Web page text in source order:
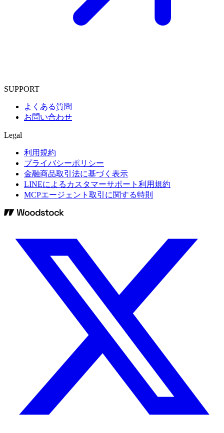
SUPPORT
よくある質問
お問い合わせ
Legal
利用規約
プライバシーポリシー
金融商品取引法に基づく表示
LINEによるカスタマーサポート利用規約
MCPエージェント取引に関する特則